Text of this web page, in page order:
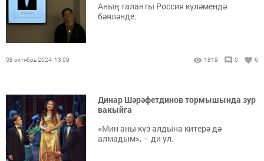
Аның таланты Россия күләмендә
бәяләнде.
08 октябрь 2024, 13:09 1819 0 6
Динар Шәрәфетдинов тормышында зур
вакыйга
«Мин аны күз алдына китерә дә
алмадым», – ди ул.